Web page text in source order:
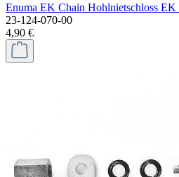
Enuma EK Chain Hohlnietschloss
23-124-070-00
4,90 €